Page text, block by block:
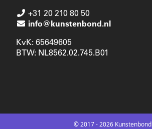
+31 20 210 80 50
info@kunstenbond.nl
KvK: 65649605
BTW: NL8562.02.745.B01
© 2017 - 2026 Kunstenbond